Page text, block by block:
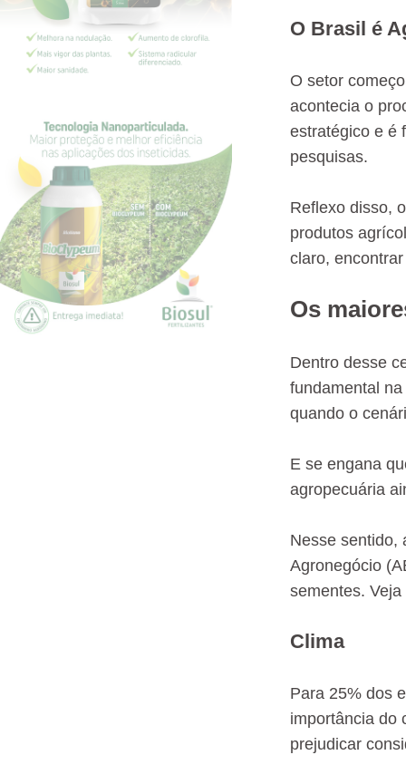
O Brasil é
O setor
acontecia o
estratégico e é
pesquisas.
Reflexo disso,
produtos
claro,
Os
Dentro desse
fundamental
quando o
E se engana
agropecuária
Nesse sentido,
Agronegócio
sementes.
Clima
Para 25% dos
importância do
prejudicar